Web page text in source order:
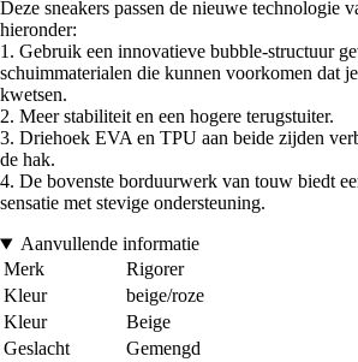
Deze sneakers passen de nieuwe technologie
hieronder:
1. Gebruik een innovatieve bubble-structuur
schuimmaterialen die kunnen voorkomen dat
kwetsen.
2. Meer stabiliteit en een hogere terugstuiter.
3. Driehoek EVA en TPU aan beide zijden
de hak.
4. De bovenste borduurwerk van touw biedt
sensatie met stevige ondersteuning.
Aanvullende informatie
Merk
Rigorer
Kleur
beige/roze
Kleur
Beige
Geslacht
Gemengd